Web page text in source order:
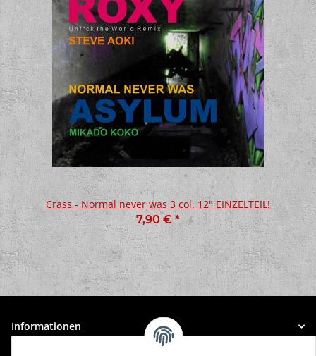
Crass - Normal never was 3 col. 12" EINZELTEIL!
7,90 € *
Informationen